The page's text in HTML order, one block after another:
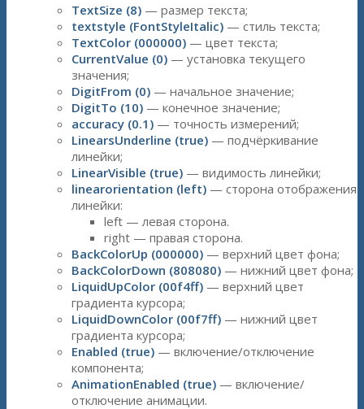
TextSize (8) — размер текста;
textstyle (FontStyleItalic) — стиль текста;
TextColor (000000) — цвет текста;
CurrentValue (0) — установка текущего
значения;
DigitFrom (0) — начальное значение;
DigitTo (10) — конечное значение;
accuracy (0.1) — точность измерений;
LinearsUnderline (true) — подчёркивание
линейки;
LinearVisible (true) — видимость линейки;
linearorientation (left) — сторона отображения
линейки:
left — левая сторона.
right — правая сторона.
BackColorUp (000000) — верхний цвет фона;
BackColorDown (808080) — нижний цвет фона;
LiquidUpColor (00f4ff) — верхний цвет
градиента курсора;
LiquidDownColor (00f7ff) — нижний цвет
градиента курсора;
Enabled (true) — включение/отключение
компонента;
AnimationEnabled (true) — включение/
отключение анимации.